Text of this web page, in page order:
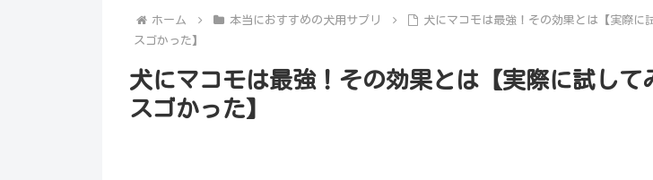
ホーム 本当におすすめの犬用サプリ
犬にマコモは最強！その効果とは【実際に
スゴかった】
犬にマコモは最強！その効果とは【実際に試して
スゴかった】